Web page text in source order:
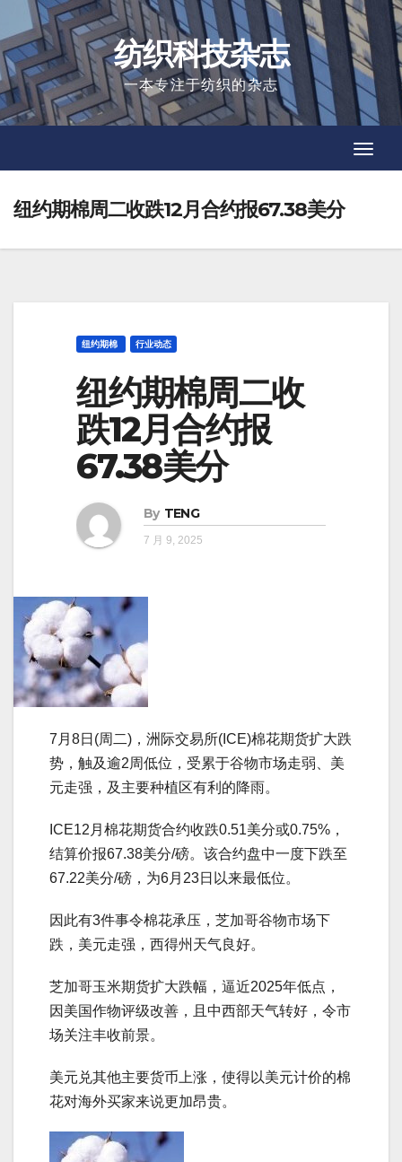
to
content
纺织科技杂志
一本专注于纺织的杂志
纽约期棉周二收跌12月合约报67.38美分
纽约期棉 行业动态
纽约期棉周二收
跌12月合约报
67.38美分
By TENG
7 月 9, 2025
7月8日(周二)，洲际交易所(ICE)棉花期货扩大跌
势，触及逾2周低位，受累于谷物市场走弱、美
元走强，及主要种植区有利的降雨。
ICE12月棉花期货合约收跌0.51美分或0.75%，
结算价报67.38美分/磅。该合约盘中一度下跌至
67.22美分/磅，为6月23日以来最低位。
因此有3件事令棉花承压，芝加哥谷物市场下
跌，美元走强，西得州天气良好。
芝加哥玉米期货扩大跌幅，逼近2025年低点，
因美国作物评级改善，且中西部天气转好，令市
场关注丰收前景。
美元兑其他主要货币上涨，使得以美元计价的棉
花对海外买家来说更加昂贵。